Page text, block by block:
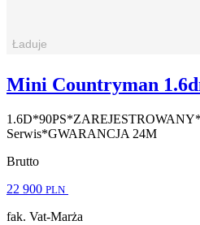
Mini Countryman
Serwis*GWARANCJA 24M
Brutto
22 900 PLN
fak. Vat-Marża